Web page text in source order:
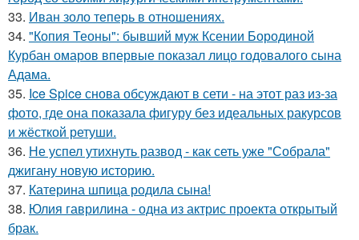
33. Иван золо теперь в отношениях.
34. "Копия Теоны": бывший муж Ксении Бородиной
Курбан омаров впервые показал лицо годовалого сына
Адама.
35. Ice Spice снова обсуждают в сети - на этот раз из-за
фото, где она показала фигуру без идеальных ракурсов
и жёсткой ретуши.
36. Не успел утихнуть развод - как сеть уже "Собрала"
джигану новую историю.
37. Катерина шпица родила сына!
38. Юлия гаврилина - одна из актрис проекта открытый
брак.